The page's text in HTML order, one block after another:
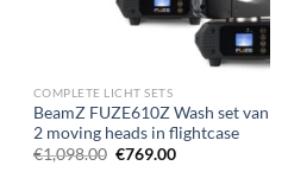
COMPLETE LICHT SETS
BeamZ FUZE610Z Wash set van
2 moving heads in flightcase
€1,098.00 Oorspronkelijke
€769.00Huidige